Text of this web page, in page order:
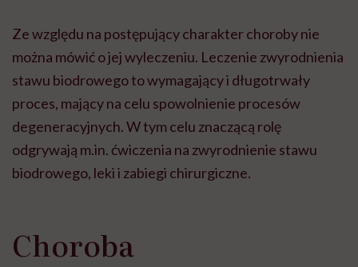
może chyba tylko
głupota i brak
wyobraźni"
pracy
Ze względu na postępujący charakter choroby nie
można mówić o jej wyleczeniu. Leczenie zwyrodnienia
stawu biodrowego to wymagający i długotrwały
proces, mający na celu spowolnienie procesów
degeneracyjnych. W tym celu znaczącą rolę
odgrywają m.in. ćwiczenia na zwyrodnienie stawu
biodrowego, leki i zabiegi chirurgiczne.
Choroba